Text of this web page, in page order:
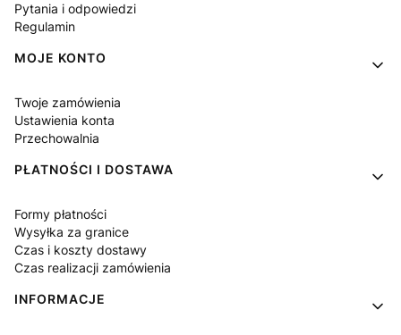
Pytania i odpowiedzi
Regulamin
MOJE KONTO
Twoje zamówienia
Ustawienia konta
Przechowalnia
PŁATNOŚCI I DOSTAWA
Formy płatności
Wysyłka za granice
Czas i koszty dostawy
Czas realizacji zamówienia
INFORMACJE